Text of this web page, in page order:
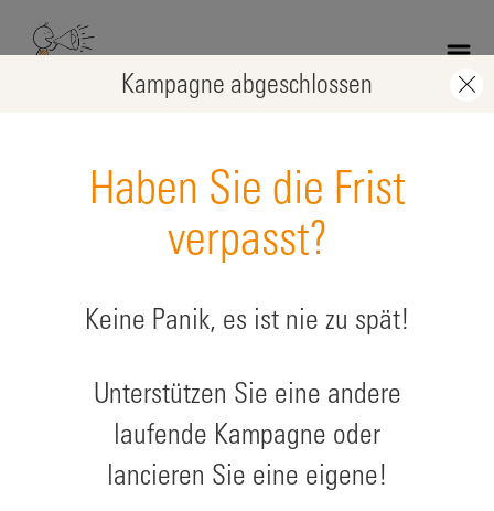
zugunsten: Schutzprojekte
Kampagne abgeschlossen
Haben Sie die Frist
verpasst?
Keine Panik, es ist nie zu spät!
Unterstützen Sie eine andere
laufende Kampagne oder
lancieren Sie eine eigene!